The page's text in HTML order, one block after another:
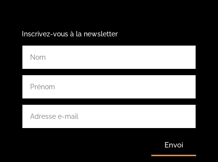
Inscrivez-vous à la newsletter
Envoi